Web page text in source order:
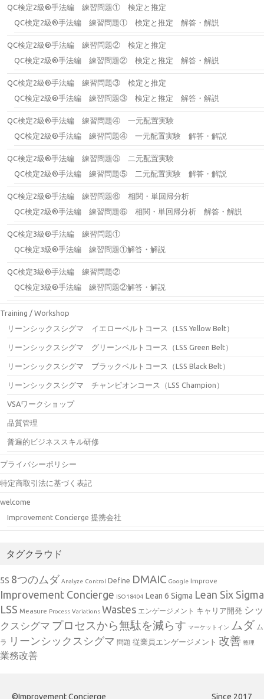
QC検定2級®手法編 練習問題① 検定と推定
QC検定2級®手法編 練習問題① 検定と推定 解答・解説
QC検定2級®手法編 練習問題② 検定と推定
QC検定2級®手法編 練習問題② 検定と推定 解答・解説
QC検定2級®手法編 練習問題③ 検定と推定
QC検定2級®手法編 練習問題③ 検定と推定 解答・解説
QC検定2級®手法編 練習問題④ 一元配置実験
QC検定2級®手法編 練習問題④ 一元配置実験 解答・解説
QC検定2級®手法編 練習問題⑤ 二元配置実験
QC検定2級®手法編 練習問題⑤ 二元配置実験 解答・解説
QC検定2級®手法編 練習問題⑥ 相関・単回帰分析
QC検定2級®手法編 練習問題⑥ 相関・単回帰分析 解答・解説
QC検定3級®手法編 練習問題①
QC検定3級®手法編 練習問題①解答・解説
QC検定3級®手法編 練習問題②
QC検定3級®手法編 練習問題②解答・解説
Training / Workshop
リーンシックスシグマ イエローベルトコース（LSS Yellow Belt）
リーンシックスシグマ グリーンベルトコース（LSS Green Belt）
リーンシックスシグマ ブラックベルトコース（LSS Black Belt）
リーンシックスシグマ チャンピオンコース（LSS Champion）
VSAワークショップ
品質管理
普遍的ビジネススキル研修
プライバシーポリシー
特定商取引法に基づく表記
welcome
Improvement Concierge 提携会社
タグクラウド
5S 8つのムダ Analyze Control Define DMAIC Google Improve
Improvement Concierge ISO18404 Lean 6 Sigma Lean Six Sigma
LSS Measure Process Variations Wastes エンゲージメント キャリア開発 シッ
クスシグマ プロセスから無駄を減らす マーケットイン ムダ ム
ラ
リーンシックスシグマ 問題 従業員エンゲージメント 改善 整理
業務改善
©Improvement Concierge Since 2017